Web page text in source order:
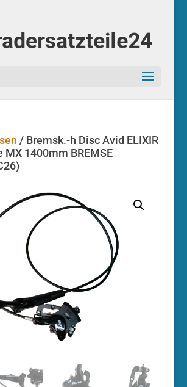
/ Bremsk.-h Disc Avid ELIXIR
MX 1400mm BREMSE